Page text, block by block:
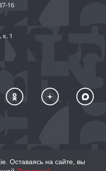
16
к. 1
Оставаясь на сайте, вы